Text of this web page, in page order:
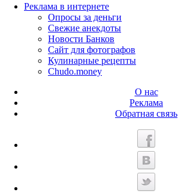
Реклама в интернете
Опросы за деньги
Свежие анекдоты
Новости Банков
Сайт для фотографов
Кулинарные рецепты
Chudo.money
О нас
Реклама
Обратная связь